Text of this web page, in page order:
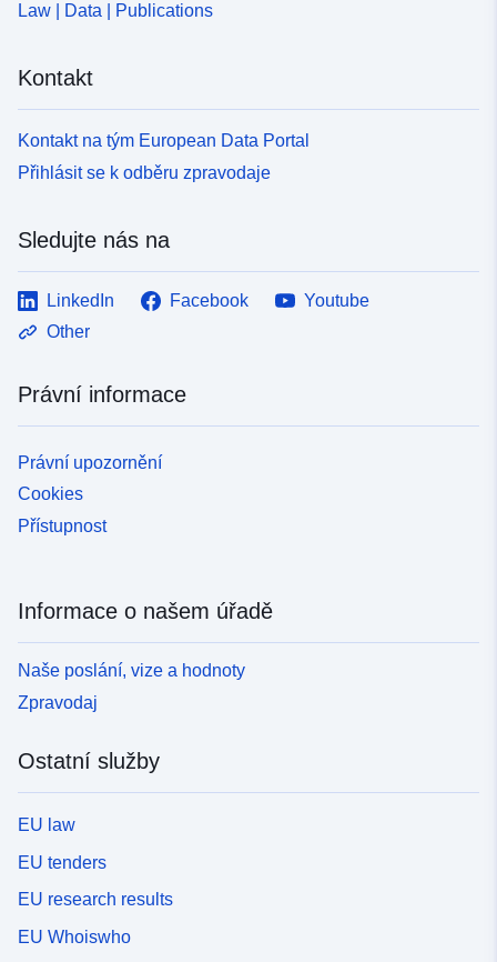
Law | Data | Publications
Kontakt
Kontakt na tým European Data Portal
Přihlásit se k odběru zpravodaje
Sledujte nás na
LinkedIn Facebook
Youtube
Other
Právní informace
Právní upozornění
Cookies
Přístupnost
Informace o našem úřadě
Naše poslání, vize a hodnoty
Zpravodaj
Ostatní služby
EU law
EU tenders
EU research results
EU Whoiswho